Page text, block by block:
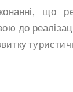
що
до